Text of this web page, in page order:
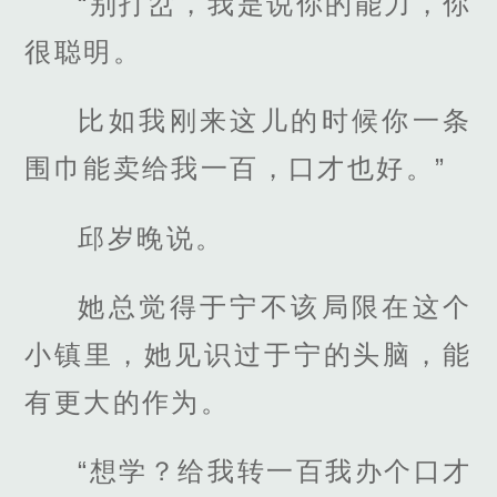
很聪明。
比如我刚来这儿的时候你一条
围巾能卖给我一百，口才也好。”
邱岁晚说。
她总觉得于宁不该局限在这个
小镇里，她见识过于宁的头脑，能
有更大的作为。
“想学？给我转一百我办个口才